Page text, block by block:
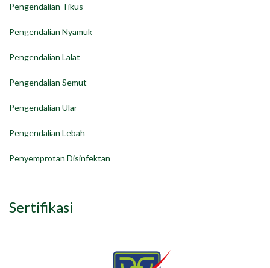
Pengendalian Tikus
Pengendalian Nyamuk
Pengendalian Lalat
Pengendalian Semut
Pengendalian Ular
Pengendalian Lebah
Penyemprotan Disinfektan
Sertifikasi